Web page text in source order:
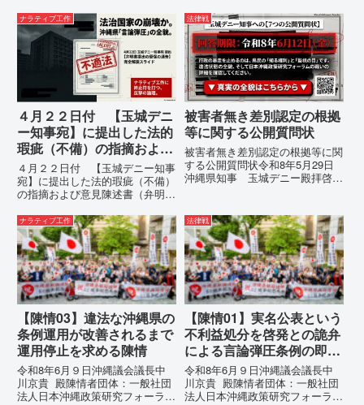
市電 話：080- 「公表により初
めて明らかにされる仕組み」とい
う根拠のない違法運用の指摘と条
例運用の停止を求める陳情...
（EMRIP）の各会合において行
われた、沖縄・琉球の先住民族指
定、PFAS（有機フッ素化合物）
問題、米軍基地、伝統文化（...
ナラティブ工作
４月２２日付 【玉城デニ
ー知事宛】に提出した法的
瑕疵（不備）の指摘および
意見陳述書（弁明書）提出
の留保の通告
４月２２日付 【玉城デニー知事
宛】に提出した法的瑕疵（不備）
の指摘および意見陳述書（弁明
に、玉城デニー宛に以下の違法状
態の指摘と意見陳述（弁明）留保
の通告を行いました。沖縄県は、
この時は、違法を認めて軌道修正
す...
法律戦
被害者無き差別認定の根拠
等に関する公開質問状
被害者無き差別認定の根拠等に関
する公開質問状令和8年5月29日
沖縄県知事 玉城デニー殿拝啓貴
ます。私は、適正な意見陳述（弁
明）を行うにあたり、沖縄県行政
手続条例第28条で定められた...
ナラティブ工作
【陳情03】違法な沖縄県の
条例運用が改善されるまで
運用停止を求める陳情
令和8年6月９日沖縄議会議長中
川京貴 殿陳情者団体：一般社団
法人日本沖縄政策研究フォーラム
法律戦
【陳情01】実名公表という
不利益処分を啓発との詭弁
による言論弾圧条例の即時
運用停止を求める陳情
令和8年6月９日沖縄議会議長中
川京貴 殿陳情者団体：一般社団
法人日本沖縄政策研究フォーラム